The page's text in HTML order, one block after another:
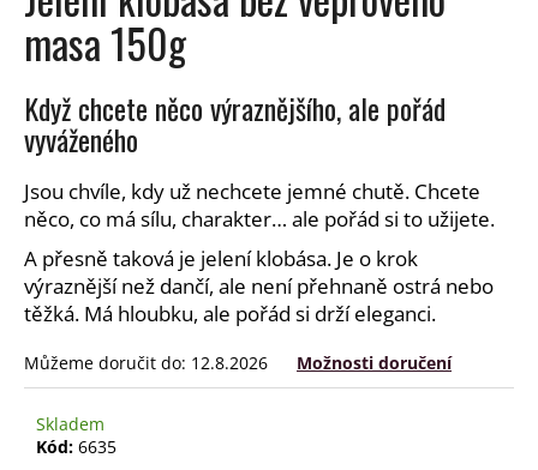
masa 150g
Když chcete něco výraznějšího, ale pořád
vyváženého
Jsou chvíle, kdy už nechcete jemné chutě. Chcete
něco, co má sílu, charakter… ale pořád si to užijete.
A přesně taková je jelení klobása. Je o krok
výraznější než dančí, ale není přehnaně ostrá nebo
těžká. Má hloubku, ale pořád si drží eleganci.
Můžeme doručit do: 12.8.2026 Možnosti doručení
Skladem
Kód: 6635
a
j
í
t
?
HLEDAT
D